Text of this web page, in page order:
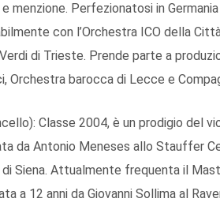
menzione. Perfezionatosi in
con l’Orchestra ICO della
di Trieste. Prende parte a
Orchestra barocca di Lecce e
Classe 2004, è un prodigio del
da Antonio Meneses allo Stauffer
di Siena. Attualmente frequenta il
a 12 anni da Giovanni Sollima al